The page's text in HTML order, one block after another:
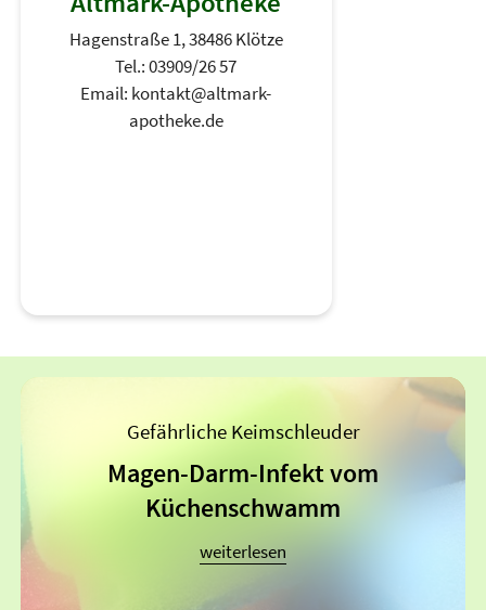
Hagenstraße 1, 38486 Klötze
Tel.: 03909/26 57
Email: kontakt@altmark-
apotheke.de
Gefährliche Keimschleuder
Magen-Darm-Infekt vom
Küchenschwamm
weiterlesen